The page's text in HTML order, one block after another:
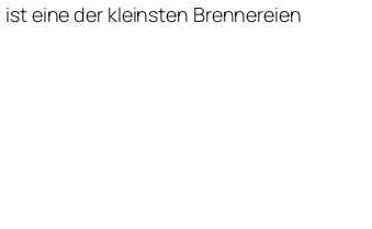
eine der kleinsten Brennereien